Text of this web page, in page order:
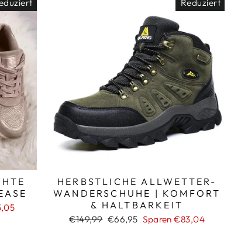
Reduziert
HERBSTLICHE ALLWETTER-
WANDERSCHUHE | KOMFORT
& HALTBARKEIT
Normaler
€149,99 Sonderpreis
€66,95 Sparen €83,04